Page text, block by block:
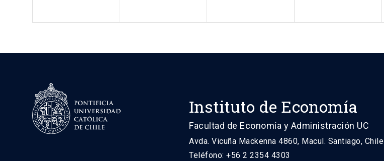
Instituto de Economía
Facultad de Economía y Administración UC
Avda. Vicuña Mackenna 4860, Macul. Santiago, Chile
Teléfono: +56 2 2354 4303